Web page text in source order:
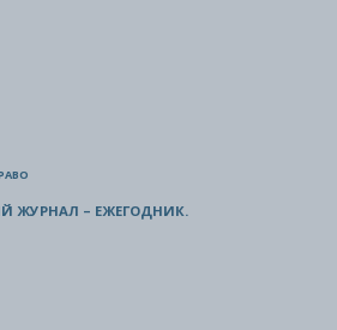
ЖУРНАЛ – ЕЖЕГОДНИК.